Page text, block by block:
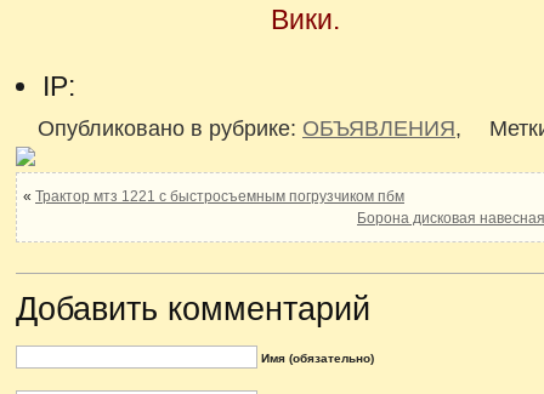
Вики.
IP:
Опубликовано в рубрике: ОБЪЯВЛЕНИЯ,
« Трактор мтз 1221 с быстросъемным погрузчиком пбм
Борона дисковая
Добавить комментарий
Имя (обязательно)